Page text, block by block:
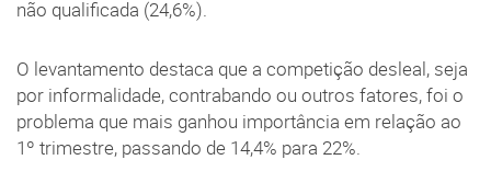
não qualificada (24,6%).
O levantamento destaca que a competição desleal, seja
por informalidade, contrabando ou outros fatores, foi o
problema que mais ganhou importância em relação ao
1º trimestre, passando de 14,4% para 22%.